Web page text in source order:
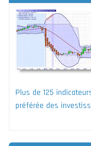
Plus de 125
préférée des